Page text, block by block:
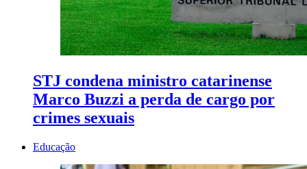
STJ condena ministro catarinense
Marco Buzzi a perda de cargo por
crimes sexuais
Educação